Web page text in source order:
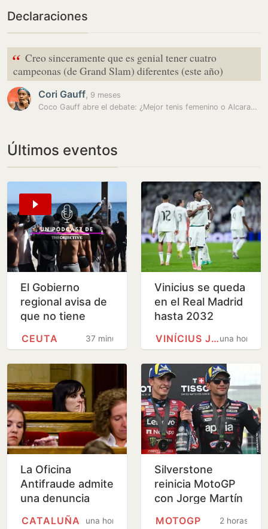
Declaraciones
“ Creo sinceramente que es genial tener cuatro
campeonas (de Grand Slam) diferentes (este año)
Cori Gauff, 9 meses
Coco Gauff abre el debate: ¿Mejor tenis femenino o Alcaraz-Sinner?
Últimos eventos
El Gobierno
regional avisa de
que no tiene
acoger a menores
admite que…
37 minutos
CEUTA
Vinicius se queda
en el Real Madrid
hasta 2032
una hora
VINÍCIUS JÚNIOR
La Oficina
Antifraude admite
una denuncia
una hora
CATALUÑA
Silverstone
reinicia MotoGP
con Jorge Martín
2 horas
MOTOGP